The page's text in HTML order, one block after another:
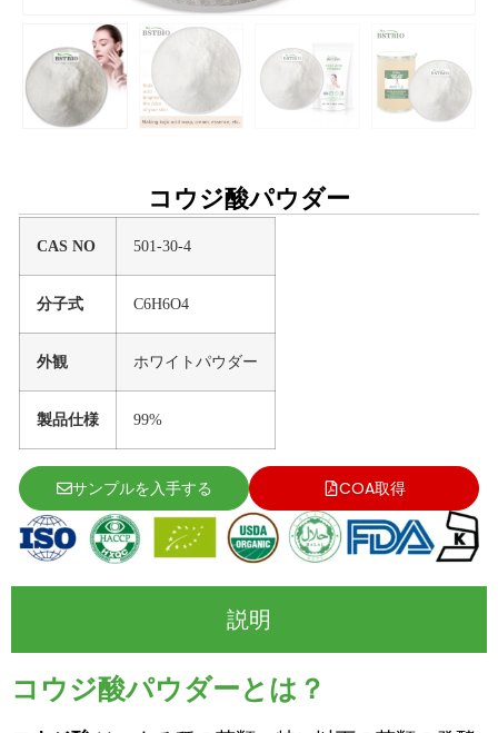
コウジ酸パウダー
CAS NO 501-30-4
分子式 C6H6O4
外観 ホワイトパウダー
製品仕様 99%
サンプルを入手する COA取得
説明
コウジ酸パウダーとは？